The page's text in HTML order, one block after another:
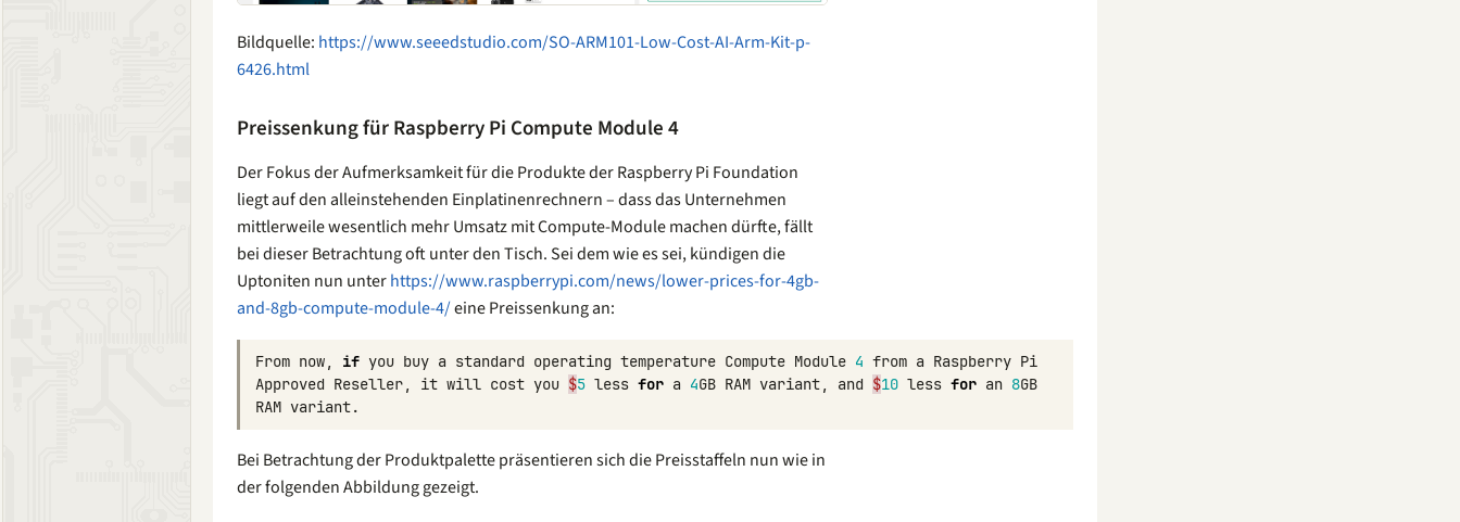
Bildquelle: https://www.seeedstudio.com/SO-ARM101-Low-Cost-AI-Arm-Kit-p-
6426.html
Preissenkung für Raspberry Pi Compute Module 4
Der Fokus der Aufmerksamkeit für die Produkte der Raspberry Pi Foundation
liegt auf den alleinstehenden Einplatinenrechnern – dass das Unternehmen
mittlerweile wesentlich mehr Umsatz mit Compute-Module machen dürfte, fällt
bei dieser Betrachtung oft unter den Tisch. Sei dem wie es sei, kündigen die
Uptoniten nun unterhttps://www.raspberrypi.com/news/lower-prices-for-4gb-
and-8gb-compute-module-4/eine Preissenkung an:
From now, if you buy a standard operating temperature Compute Module 4 from a Raspberry Pi
Approved Reseller, it will cost you $5 less for a 4GB RAM variant, and $10 less for an 8GB
RAM variant.
Bei Betrachtung der Produktpalette präsentieren sich die Preisstaffeln nun wie in
der folgenden Abbildung gezeigt.